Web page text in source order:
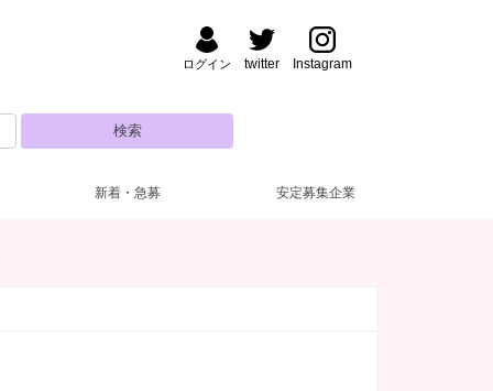
Instagram
twitter
ログイン
・湯島
ック・パブ
由
新着・急募 安定募集企業